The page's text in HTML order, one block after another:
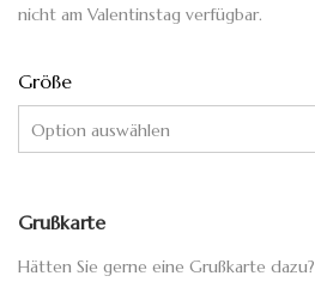
nicht am Valentinstag verfügbar.
Größe
Grußkarte
Hätten Sie gerne eine Grußkarte dazu?